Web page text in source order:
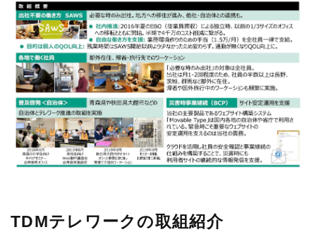
TDMテレワークの取組紹介